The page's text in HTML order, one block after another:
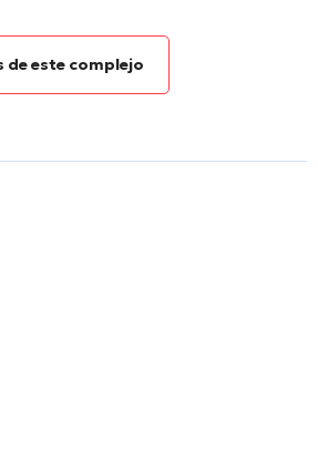
de este complejo